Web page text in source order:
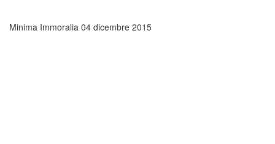
Minima Immoralia 04 dicembre 2015